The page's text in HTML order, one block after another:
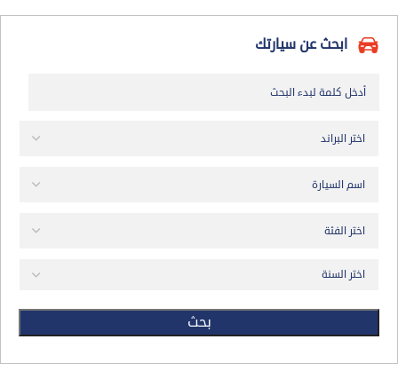
ابحث عن سيارتك
بحث